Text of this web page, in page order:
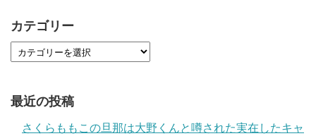
カテゴリー
最近の投稿
さくらももこの旦那は大野くんと噂された実在したキャ